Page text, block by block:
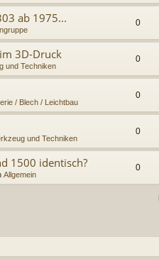
ab 1975... 0
3D-Druck
und Techniken
0
/ Blech / Leichtbau
0
und Techniken
0
1500 identisch?
Allgemein
0